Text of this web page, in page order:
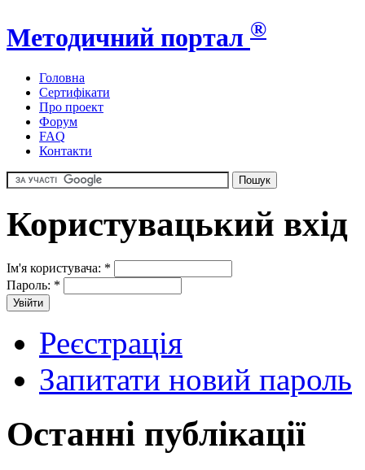
Методичний портал ®
Головна
Сертифікати
Про проект
Форум
FAQ
Контакти
Користувацький вхід
Ім'я користувача: *
Пароль: *
Реєстрація
Запитати новий пароль
Останні публікації